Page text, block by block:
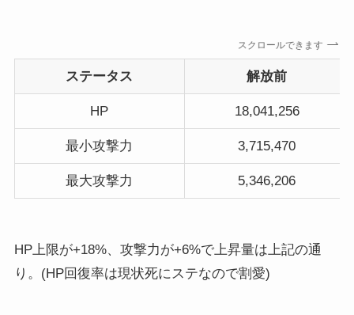
スクロールできます
ステータス 解放前
HP 18,041,256
最小攻撃力 3,715,470
最大攻撃力 5,346,206
HP上限が+18%、攻撃力が+6%で上昇量は上記の通
り。(HP回復率は現状死にステなので割愛)